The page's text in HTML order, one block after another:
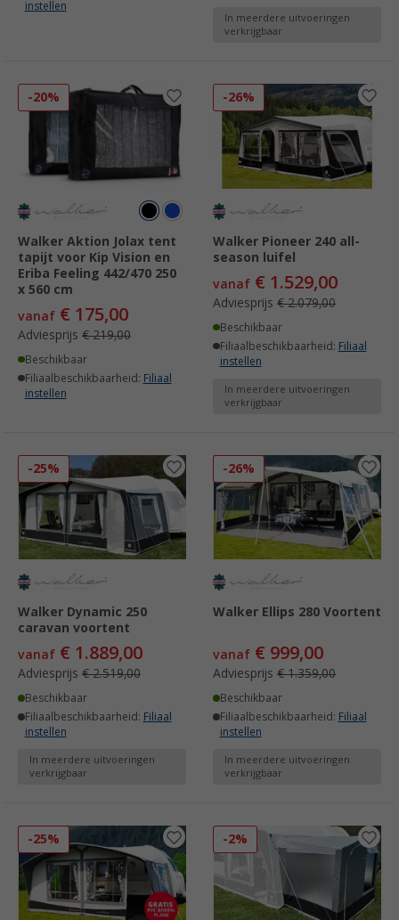
instellen
In meerdere uitvoeringen
verkrijgbaar
-20%
Walker Aktion Jolax tent
tapijt voor Kip Vision en
Eriba Feeling 442/470 250
x 560 cm
vanaf € 175,00
Adviesprijs € 219,00
Beschikbaar
Filiaalbeschikbaarheid: Filiaal
instellen
-26%
Walker Pioneer 240 all-
season luifel
vanaf € 1.529,00
Adviesprijs € 2.079,00
Beschikbaar
Filiaalbeschikbaarheid: Filiaal
instellen
In meerdere uitvoeringen
verkrijgbaar
-25%
Walker Dynamic 250
caravan voortent
vanaf € 1.889,00
Adviesprijs € 2.519,00
Beschikbaar
Filiaalbeschikbaarheid: Filiaal
instellen
In meerdere uitvoeringen
verkrijgbaar
-26%
Walker Ellips 280 Voortent
vanaf € 999,00
Adviesprijs € 1.359,00
Beschikbaar
Filiaalbeschikbaarheid: Filiaal
instellen
In meerdere uitvoeringen
verkrijgbaar
-25% -2%